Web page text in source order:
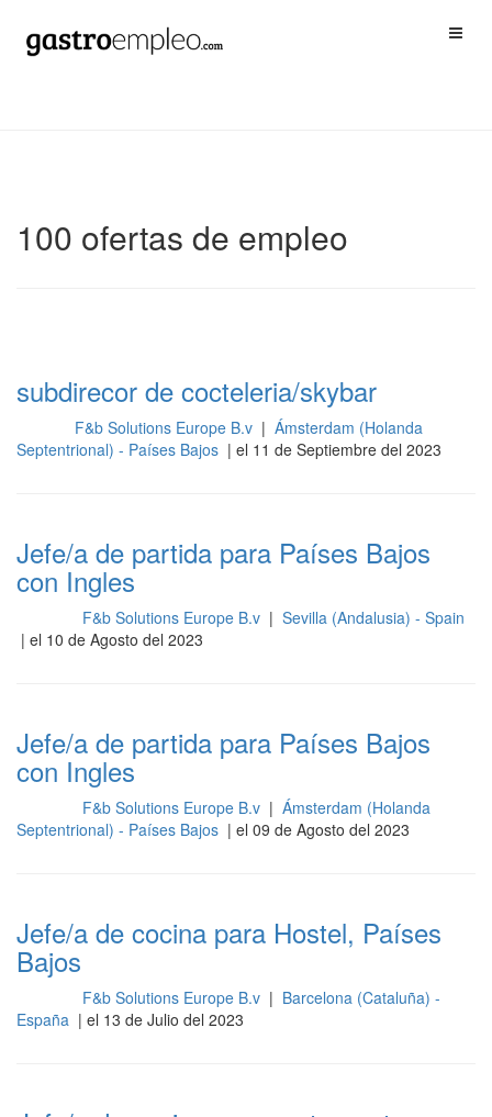
100 ofertas de empleo
subdirecor de cocteleria/skybar
F&b Solutions Europe B.v | Ámsterdam (Holanda
Septentrional) - Países Bajos | el 11 de Septiembre del 2023
Jefe/a de partida para Países Bajos
con Ingles
F&b Solutions Europe B.v | Sevilla (Andalusia) - Spain
| el 10 de Agosto del 2023
Jefe/a de partida para Países Bajos
con Ingles
F&b Solutions Europe B.v | Ámsterdam (Holanda
Septentrional) - Países Bajos | el 09 de Agosto del 2023
Jefe/a de cocina para Hostel, Países
Bajos
F&b Solutions Europe B.v | Barcelona (Cataluña) -
España | el 13 de Julio del 2023